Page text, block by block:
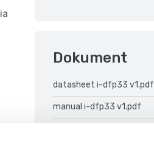
Dokument
datasheet i-dfp33 v1.pdf
manual i-dfp33 v1.pdf